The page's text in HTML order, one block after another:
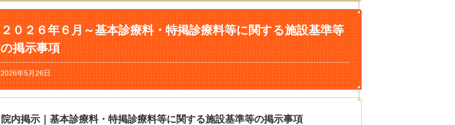
２０２６年６月～基本診療料・特掲診療料等に関する施設基準等
の掲示事項
2026年5月26日
院内掲示｜基本診療料・特掲診療料等に関する施設基準等の掲示事項